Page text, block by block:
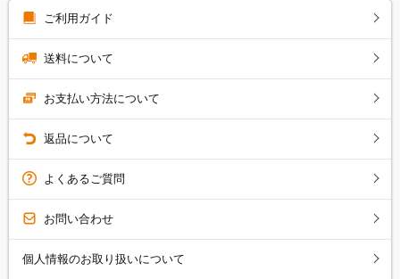
ご利用ガイド
送料について
お支払い方法について
返品について
よくあるご質問
お問い合わせ
個人情報のお取り扱いについて